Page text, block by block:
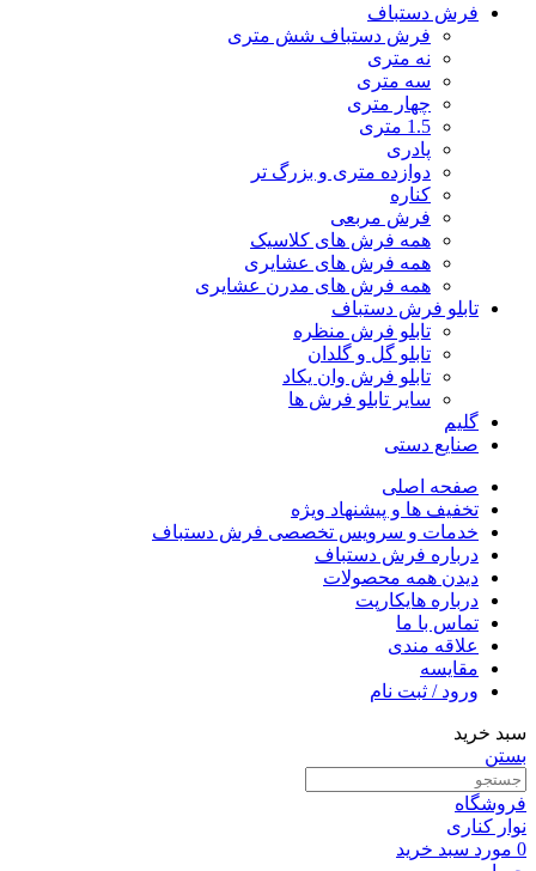
فرش دستباف
فرش دستباف شش متری
نه متری
سه متری
چهار متری
1.5 متری
پادری
دوازده متری و بزرگ تر
کناره
فرش مربعی
همه فرش های کلاسیک
همه فرش های عشایری
همه فرش های مدرن عشایری
تابلو فرش دستباف
تابلو فرش منظره
تابلو گل و گلدان
تابلو فرش وان یکاد
سایر تابلو فرش ها
گلیم
صنایع دستی
صفحه اصلی
تخفیف ها و پیشنهاد ویژه
خدمات و سرویس تخصصی فرش دستباف
درباره فرش دستباف
دیدن همه محصولات
درباره هایکارپت
تماس با ما
علاقه مندی
مقايسه
ورود / ثبت نام
سبد خرید
بستن
فروشگاه
نوار کناری
0 مورد سبد خرید